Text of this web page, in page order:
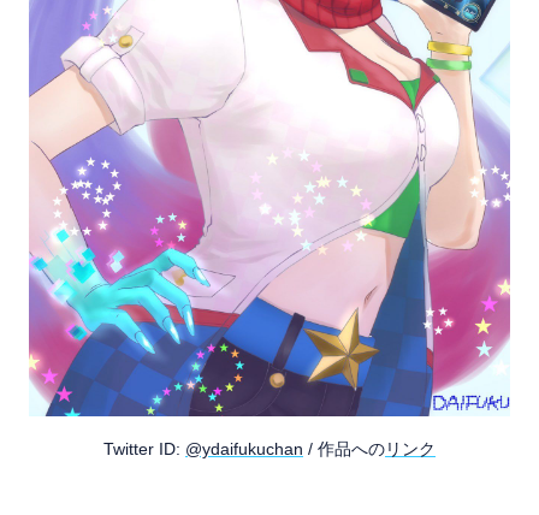
Twitter ID: @ydaifukuchan / 作品へのリンク